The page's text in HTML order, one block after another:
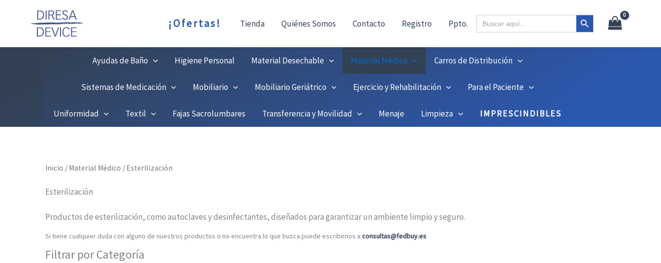
¡Ofertas! Tienda Quiénes Somos Contacto Registro Ppto.
Buscar: Botón de búsqueda
Ayudas de Baño Higiene Personal Material Desechable Material Médico Carros de Distribución
Sistemas de Medicación Mobiliario Mobiliario Geriátrico Ejercicio y Rehabilitación Para el Paciente
Uniformidad Textil Fajas Sacrolumbares Transferencia y Movilidad Menaje Limpieza IMPRESCINDIBLES
Inicio / Material Médico / Esterilización
Esterilización
Productos de esterilización, como autoclaves y desinfectantes, diseñados para garantizar un ambiente limpio y seguro.
Si tiene cualquier duda con alguno de nuestros productos o no encuentra lo que busca puede escribirnos a consultas@fedbuy.es
Filtrar por Categoría